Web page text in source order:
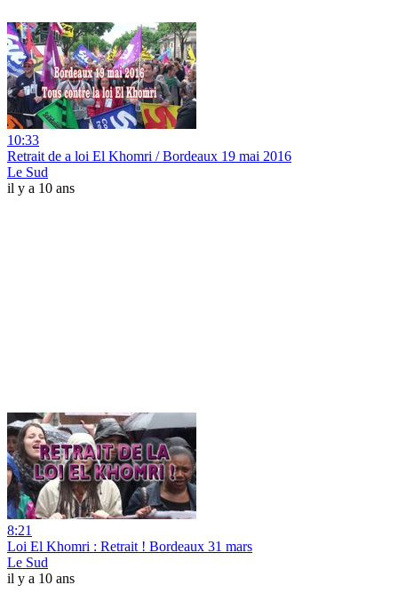
10:33
Retrait de a loi El Khomri / Bordeaux 19 mai 2016
Le Sud
il y a 10 ans
8:21
Loi El Khomri : Retrait ! Bordeaux 31 mars
Le Sud
il y a 10 ans